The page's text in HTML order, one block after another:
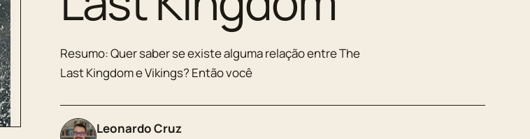
Resumo: Quer saber se existe alguma relação entre The
Last Kingdom e Vikings? Então você
Leonardo Cruz